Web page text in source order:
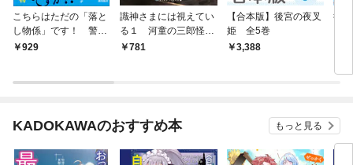
こちらはただの「落と
し物係」です！ 警察
行政職員・音無遠子の
929
識神さまには視えてい
る１ 河童の三郎怪死
事件781
【合本版】後宮の夜叉
姫 全5巻
3,388
後
KADOKAWAのおすすめ本 もっと見る